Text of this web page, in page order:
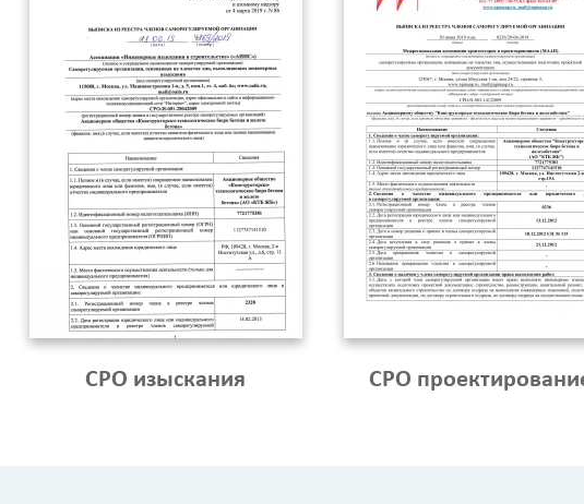
СРО изыскания СРО